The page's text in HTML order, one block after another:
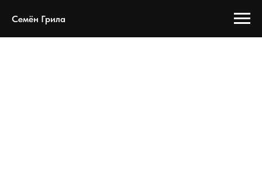
Семён Грила